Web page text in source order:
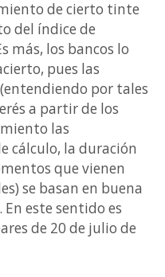
de cierto tinte
del índice de
más, los bancos lo
pues las
por tales
a partir de los
las
cálculo, la duración
que vienen
se basan en buena
este sentido es
de 20 de julio de